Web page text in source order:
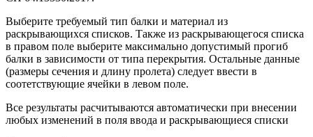
Выберите требуемый тип балки и материал из
раскрывающихся списков. Также из раскрывающегося списка
в правом поле выберите максимально допустимый прогиб
балки в зависимости от типа перекрытия. Остальные данные
(размеры сечения и длину пролета) следует ввести в
соотетствующие ячейки в левом поле.
Все результаты расчитываются автоматически при внесении
любых изменений в поля ввода и раскрывающиеся списки